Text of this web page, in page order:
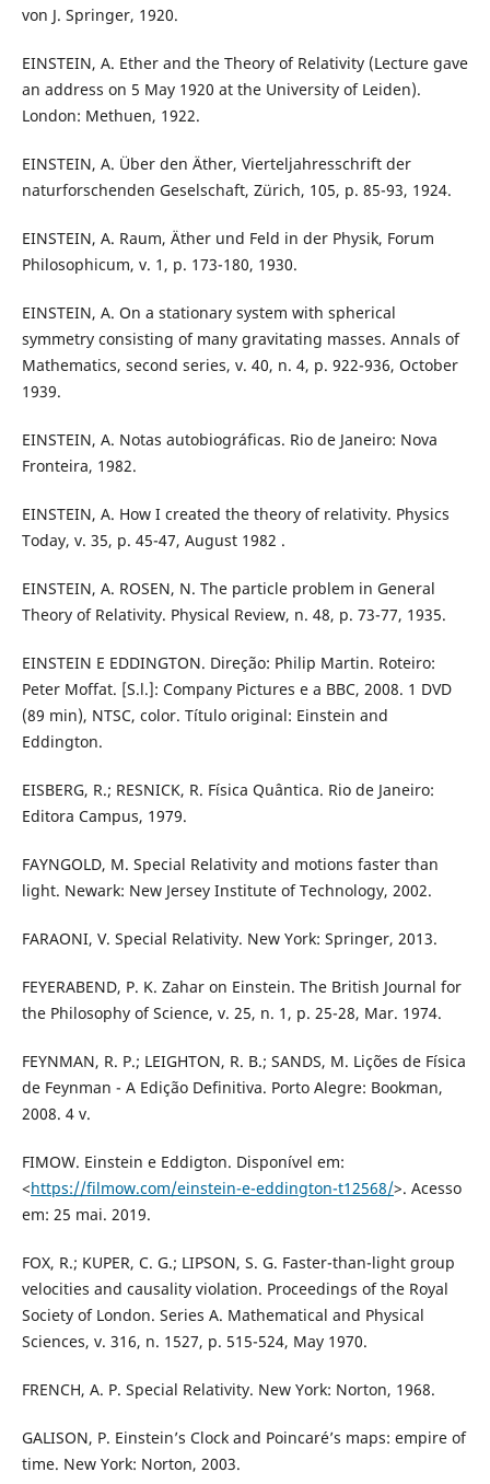
von J. Springer, 1920.
EINSTEIN, A. Ether and the Theory of Relativity (Lecture gave
an address on 5 May 1920 at the University of Leiden).
London: Methuen, 1922.
EINSTEIN, A. Über den Äther, Vierteljahresschrift der
naturforschenden Geselschaft, Zürich, 105, p. 85-93, 1924.
EINSTEIN, A. Raum, Äther und Feld in der Physik, Forum
Philosophicum, v. 1, p. 173-180, 1930.
EINSTEIN, A. On a stationary system with spherical
symmetry consisting of many gravitating masses. Annals of
Mathematics, second series, v. 40, n. 4, p. 922-936, October
1939.
EINSTEIN, A. Notas autobiográficas. Rio de Janeiro: Nova
Fronteira, 1982.
EINSTEIN, A. How I created the theory of relativity. Physics
Today, v. 35, p. 45-47, August 1982 .
EINSTEIN, A. ROSEN, N. The particle problem in General
Theory of Relativity. Physical Review, n. 48, p. 73-77, 1935.
EINSTEIN E EDDINGTON. Direção: Philip Martin. Roteiro:
Peter Moffat. [S.l.]: Company Pictures e a BBC, 2008. 1 DVD
(89 min), NTSC, color. Título original: Einstein and
Eddington.
EISBERG, R.; RESNICK, R. Física Quântica. Rio de Janeiro:
Editora Campus, 1979.
FAYNGOLD, M. Special Relativity and motions faster than
light. Newark: New Jersey Institute of Technology, 2002.
FARAONI, V. Special Relativity. New York: Springer, 2013.
FEYERABEND, P. K. Zahar on Einstein. The British Journal for
the Philosophy of Science, v. 25, n. 1, p. 25-28, Mar. 1974.
FEYNMAN, R. P.; LEIGHTON, R. B.; SANDS, M. Lições de Física
de Feynman - A Edição Definitiva. Porto Alegre: Bookman,
2008. 4 v.
FIMOW. Einstein e Eddigton. Disponível em:
<https://filmow.com/einstein-e-eddington-t12568/>. Acesso
em: 25 mai. 2019.
FOX, R.; KUPER, C. G.; LIPSON, S. G. Faster-than-light group
velocities and causality violation. Proceedings of the Royal
Society of London. Series A. Mathematical and Physical
Sciences, v. 316, n. 1527, p. 515-524, May 1970.
FRENCH, A. P. Special Relativity. New York: Norton, 1968.
GALISON, P. Einstein’s Clock and Poincaré’s maps: empire of
time. New York: Norton, 2003.